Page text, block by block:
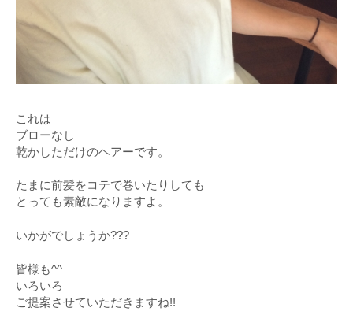
これは
ブローなし
乾かしただけのヘアーです。
たまに前髪をコテで巻いたりしても
とっても素敵になりますよ。
いかがでしょうか???
皆様も^^
いろいろ
ご提案させていただきますね!!